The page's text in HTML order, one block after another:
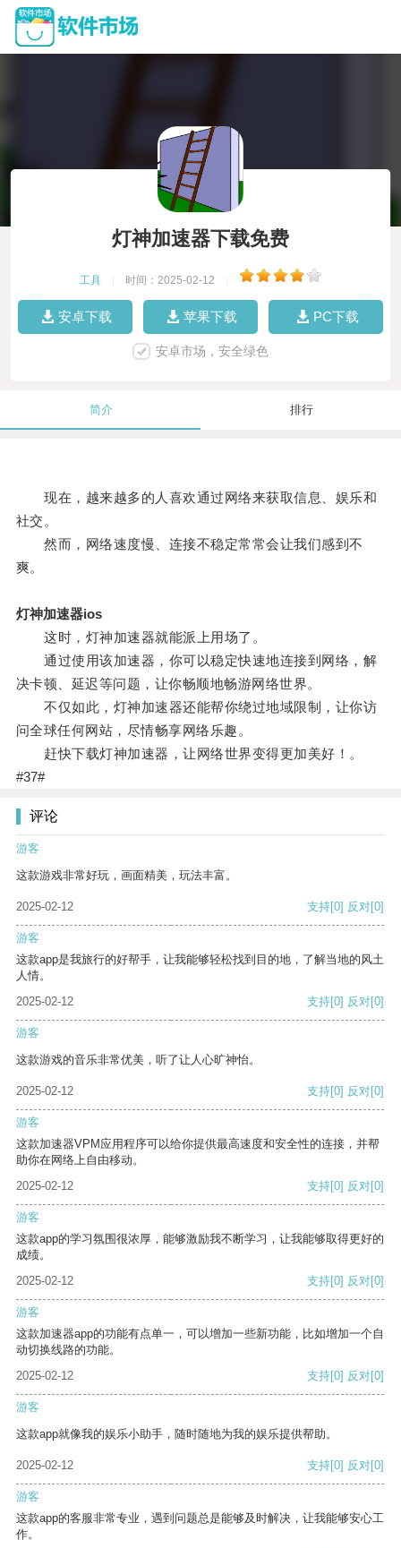
灯神加速器下载免费
工具 时间：2025-02-12
安卓下载 苹果下载 PC下载
安卓市场，安全绿色
简介 排行
现在，越来越多的人喜欢通过网络来获取信息、娱乐和
社交。
然而，网络速度慢、连接不稳定常常会让我们感到不
爽。
灯神加速器ios
这时，灯神加速器就能派上用场了。
通过使用该加速器，你可以稳定快速地连接到网络，解
决卡顿、延迟等问题，让你畅顺地畅游网络世界。
不仅如此，灯神加速器还能帮你绕过地域限制，让你访
问全球任何网站，尽情畅享网络乐趣。
赶快下载灯神加速器，让网络世界变得更加美好！。
#37#
评论
游客
这款游戏非常好玩，画面精美，玩法丰富。
2025-02-12 支持[0] 反对[0]
游客
这款app是我旅行的好帮手，让我能够轻松找到目的地，了解当地的风土
人情。
2025-02-12
支持[0] 反对[0]
游客
这款游戏的音乐非常优美，听了让人心旷神怡。
2025-02-12 支持[0] 反对[0]
游客
这款加速器VPM应用程序可以给你提供最高速度和安全性的连接，并帮
助你在网络上自由移动。
2025-02-12
支持[0] 反对[0]
游客
这款app的学习氛围很浓厚，能够激励我不断学习，让我能够取得更好的
成绩。
2025-02-12
支持[0] 反对[0]
游客
这款加速器app的功能有点单一，可以增加一些新功能，比如增加一个自
动切换线路的功能。
2025-02-12
支持[0] 反对[0]
游客
这款app就像我的娱乐小助手，随时随地为我的娱乐提供帮助。
2025-02-12 支持[0] 反对[0]
游客
这款app的客服非常专业，遇到问题总是能够及时解决，让我能够安心工
作。